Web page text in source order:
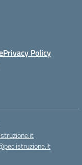
Privacy Policy